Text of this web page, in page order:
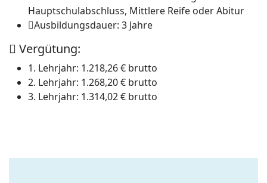
Hauptschulabschluss, Mittlere Reife oder Abitur
Ausbildungsdauer: 3 Jahre
Vergütung:
1. Lehrjahr: 1.218,26 € brutto
2. Lehrjahr: 1.268,20 € brutto
3. Lehrjahr: 1.314,02 € brutto